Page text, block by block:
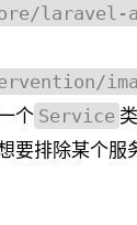
laravel-
个 Service
要排除某个服